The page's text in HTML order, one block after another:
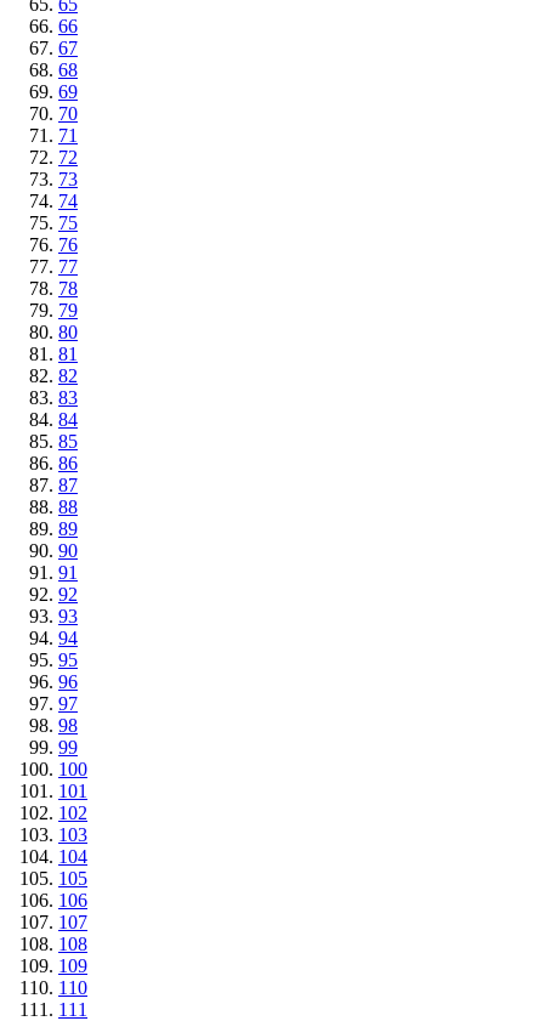
66
67
68
69
70
71
72
73
74
75
76
77
78
79
80
81
82
83
84
85
86
87
88
89
90
91
92
93
94
95
96
97
98
99
100
101
102
103
104
105
106
107
108
109
110
111